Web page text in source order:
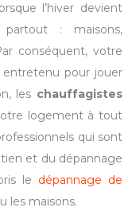
l’hiver devient
: maisons,
conséquent, votre
pour jouer
les chauffagistes
logement à tout
qui sont
et du dépannage
le dépannage de
les maisons.